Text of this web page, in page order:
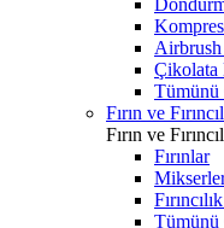
Airbrush
Çikolata
Tümünü
Fırın ve
Fırın ve
Fırınlar
Tümünü